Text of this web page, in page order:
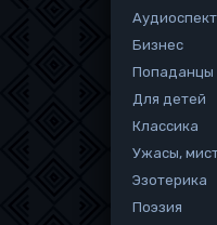
Бизнес
Попаданцы
Для детей
Классика
Ужасы,
Эзотерика
Поэзия